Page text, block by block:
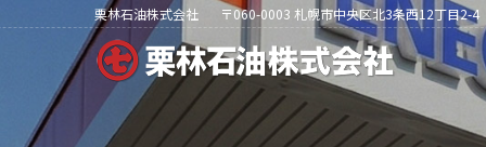
栗林石油株式会社 〒060-0003 札幌市中央区北3条西12丁目2-4